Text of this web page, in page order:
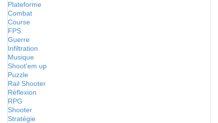
Plateforme
Combat
Course
FPS
Guerre
Infiltration
Musique
Shoot'em up
Puzzle
Rail Shooter
Réflexion
RPG
Shooter
Stratégie